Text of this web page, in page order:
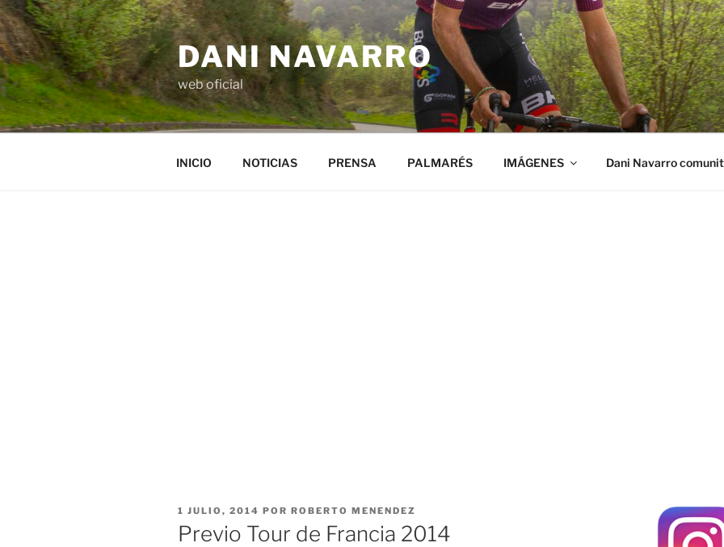
Saltar
al
contenido
DANI NAVARRO
web oficial
INICIO NOTICIAS PRENSA PALMARÉS IMÁGENES Dani Navarro
PUBLICADO
EL
1 JULIO, 2014 POR ROBERTO MENENDEZ
Previo Tour de Francia 2014